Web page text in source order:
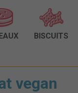
BISCUITS
vegan